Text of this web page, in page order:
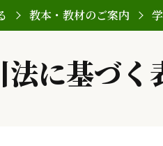
教本・教材のご案内
に基づく